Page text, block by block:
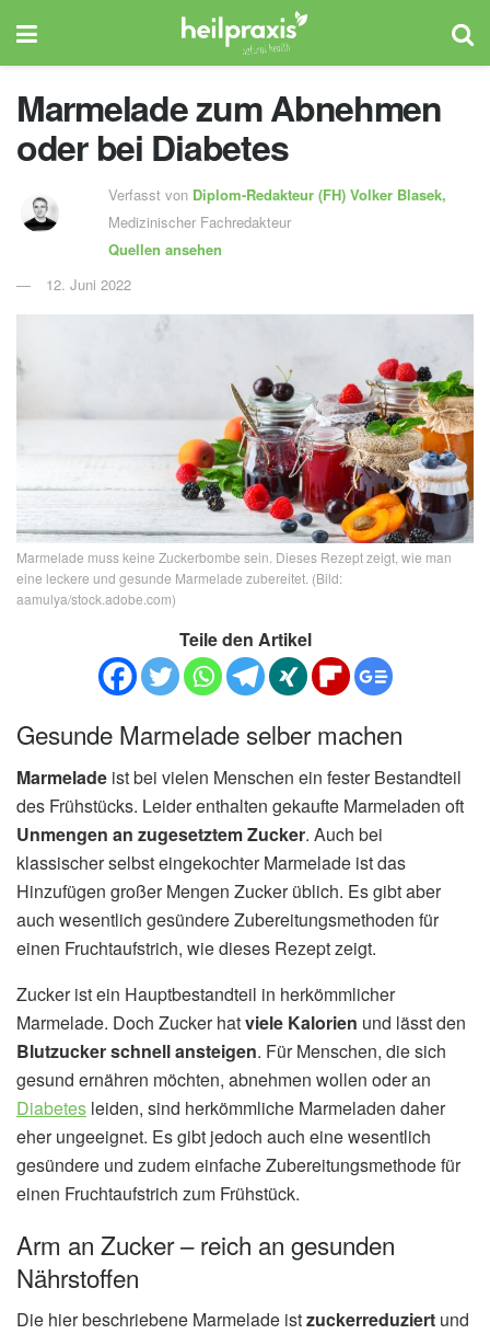
Marmelade zum Abnehmen
oder bei Diabetes
Verfasst von Diplom-Redakteur (FH)Volker Blasek,
Medizinischer Fachredakteur
Quellen ansehen
12. Juni 2022
Marmelade muss keine Zuckerbombe sein. Dieses Rezept zeigt, wie man
eine leckere und gesunde Marmelade zubereitet. (Bild:
aamulya/stock.adobe.com)
Teile den Artikel
Gesunde Marmelade selber machen
Marmelade ist bei vielen Menschen ein fester Bestandteil
des Frühstücks. Leider enthalten gekaufte Marmeladen oft
Unmengen an zugesetztem Zucker. Auch bei
klassischer selbst eingekochter Marmelade ist das
Hinzufügen großer Mengen Zucker üblich. Es gibt aber
auch wesentlich gesündere Zubereitungsmethoden für
einen Fruchtaufstrich, wie dieses Rezept zeigt.
Zucker ist ein Hauptbestandteil in herkömmlicher
Marmelade. Doch Zucker hatviele Kalorien und lässt den
Blutzucker schnell ansteigen. Für Menschen, die sich
gesund ernähren möchten, abnehmen wollen oder an
Diabetes leiden, sind herkömmliche Marmeladen daher
eher ungeeignet. Es gibt jedoch auch eine wesentlich
gesündere und zudem einfache Zubereitungsmethode für
einen Fruchtaufstrich zum Frühstück.
Arm an Zucker – reich an gesunden
Nährstoffen
Die hier beschriebene Marmelade istzuckerreduziert und